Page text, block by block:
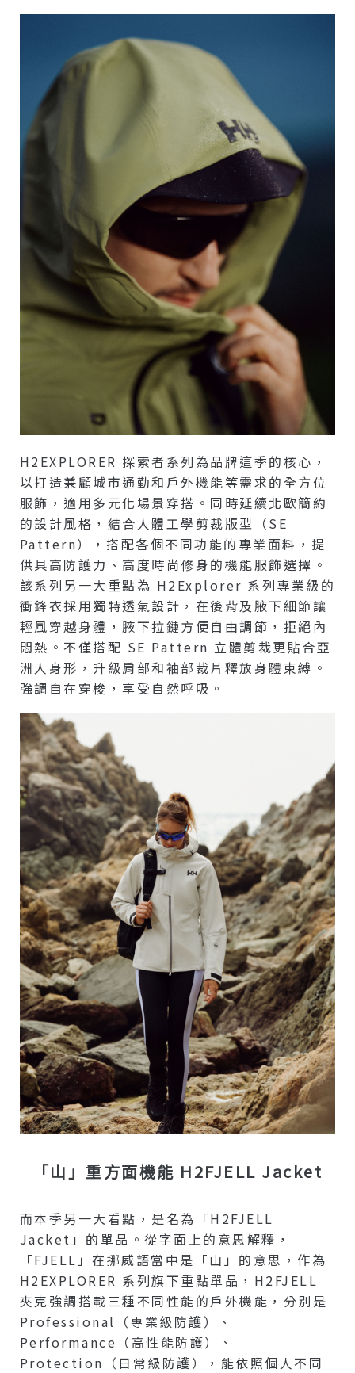
H2EXPLORER 探索者系列為品牌這季的核心，
以打造兼顧城市通勤和戶外機能等需求的全方位
服飾，適用多元化場景穿搭。同時延續北歐簡約
的設計風格，結合人體工學剪裁版型（SE
Pattern），搭配各個不同功能的專業面料，提
供具高防護力、高度時尚修身的機能服飾選擇。
該系列另一大重點為 H2Explorer 系列專業級的
衝鋒衣採用獨特透氣設計，在後背及腋下細節讓
輕風穿越身體，腋下拉鏈方便自由調節，拒絕內
悶熱。不僅搭配 SE Pattern 立體剪裁更貼合亞
洲人身形，升級肩部和袖部裁片釋放身體束縛。
強調自在穿梭，享受自然呼吸。
「山」重方面機能 H2FJELL Jacket
而本季另一大看點，是名為「H2FJELL
Jacket」的單品。從字面上的意思解釋，
「FJELL」在挪威語當中是「山」的意思，作為
H2EXPLORER 系列旗下重點單品，H2FJELL
夾克強調搭載三種不同性能的戶外機能，分別是
Professional（專業級防護）、
Performance（高性能防護）、
Protection（日常級防護），能依照個人不同